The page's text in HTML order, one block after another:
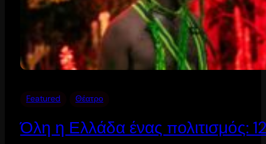
Featured Θέατρο
Όλη η Ελλάδα ένας πολιτισμός: